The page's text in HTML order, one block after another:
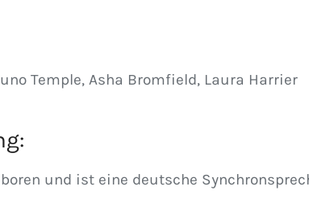
Temple, Asha Bromfield, Laura Harrier
:
und ist eine deutsche